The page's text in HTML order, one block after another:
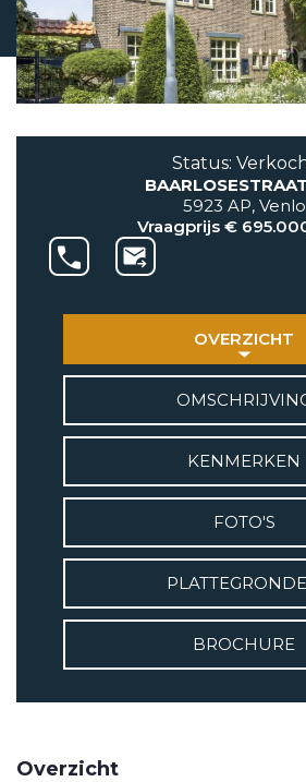
OVER ONS
REVIEWS
AANBOD
VETEBE GROEP
5931 CX Tegelen
info@vetebe.nl
BEL VETEBE
E-MAIL VETEBE
VETEBE
VETEBE
VETEBE LINKEDIN
Status:
5923 AP, Venlo
Vraagprijs €
OVERZICHT
KENMERKEN
FOTO'S
BROCHURE
Overzicht